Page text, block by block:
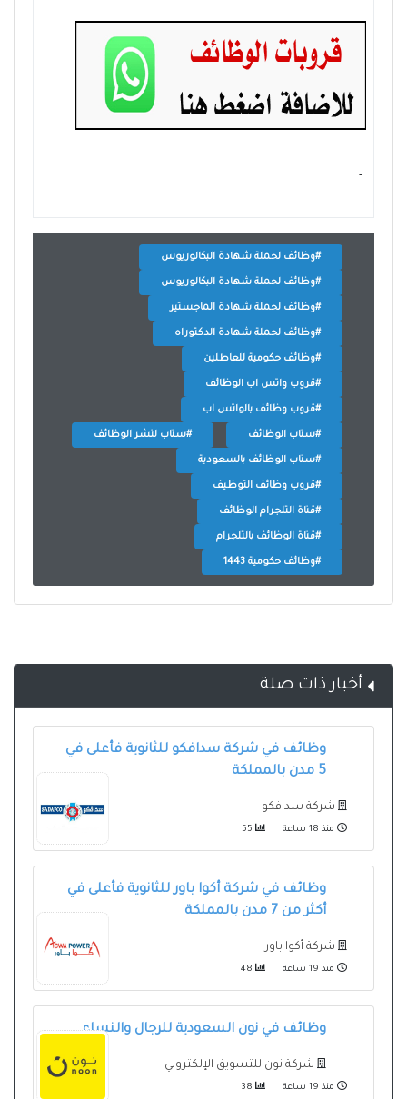
- ‏
#وظائف لحملة شهادة البكالوريوس
#وظائف لحملة شهادة البكالوريوس
#وظائف لحملة شهادة الماجستير
#وظائف لحملة شهادة الدكتوراه
#وظائف حكومية للعاطلين
#قروب واتس اب الوظائف
#قروب وظائف بالواتس اب
#سناب الوظائف #سناب لنشر الوظائف
#سناب الوظائف بالسعودية
#قروب وظائف التوظيف
#قناة التلجرام الوظائف
#قناة الوظائف بالتلجرام
#وظائف حكومية 1443
أخبار ذات صلة
وظائف في شركة سدافكو للثانوية فأعلى في
5 مدن بالمملكة
شركة سدافكو
منذ 18 ساعة
وظائف في شركة أكوا باور للثانوية فأعلى في
أكثر من 7 مدن بالمملكة
شركة أكوا باور
منذ 19 ساعة
وظائف في نون السعودية للرجال والنساء
شركة نون للتسويق الإلكتروني
منذ 19 ساعة